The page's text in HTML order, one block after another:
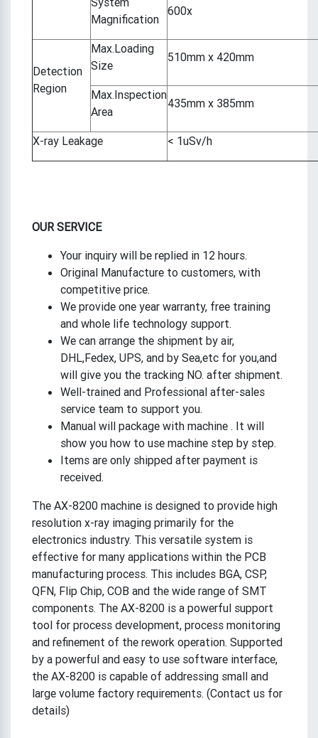
Magnification
600x
Detection
Region
Max.Loading
Size
510mm x 420mm
Max.Inspection
Area
435mm x 385mm
X-ray Leakage < 1uSv/h
OUR SERVICE
Your inquiry will be replied in 12 hours.
Original Manufacture to customers, with
competitive price.
We provide one year warranty, free training
and whole life technology support.
We can arrange the shipment by air,
DHL,Fedex, UPS, and by Sea,etc for you,and
will give you the tracking NO. after shipment.
Well-trained and Professional after-sales
service team to support you.
Manual will package with machine . It will
show you how to use machine step by step.
Items are only shipped after payment is
received.
The AX-8200 machine is designed to provide high
resolution x-ray imaging primarily for the
electronics industry. This versatile system is
effective for many applications within the PCB
manufacturing process. This includes BGA, CSP,
QFN, Flip Chip, COB and the wide range of SMT
components. The AX-8200 is a powerful support
tool for process development, process monitoring
and refinement of the rework operation. Supported
by a powerful and easy to use software interface,
the AX-8200 is capable of addressing small and
large volume factory requirements. (Contact us for
details)